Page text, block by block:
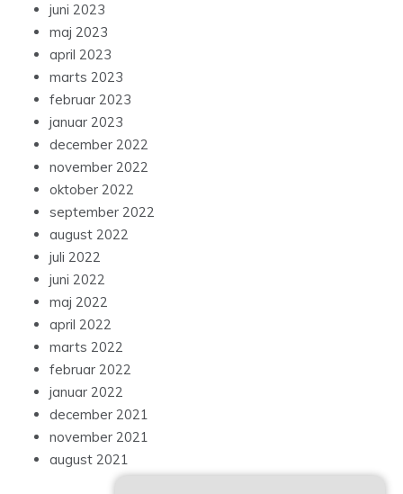
juni 2023
maj 2023
april 2023
marts 2023
februar 2023
januar 2023
december 2022
november 2022
oktober 2022
september 2022
august 2022
juli 2022
juni 2022
maj 2022
april 2022
marts 2022
februar 2022
januar 2022
december 2021
november 2021
august 2021